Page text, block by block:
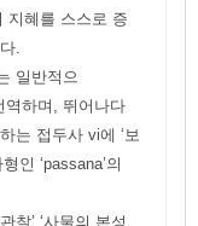
지혜를 스스로 증
.
일반적으
역하며, 뛰어나다
는 접두사 vi에 ‘보
인 ‘passana’의
찰’ ‘사물의 본성